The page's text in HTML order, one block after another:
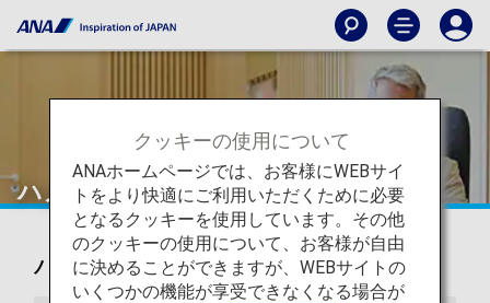
ハノイ
ハノイ ノイバイ空港ラウンジ
クッキーの使用について
ANAホームページでは、お客様にWEBサイ
トをより快適にご利用いただくために必要
となるクッキーを使用しています。その他
のクッキーの使用について、お客様が自由
に決めることができますが、WEBサイトの
いくつかの機能が享受できなくなる場合が